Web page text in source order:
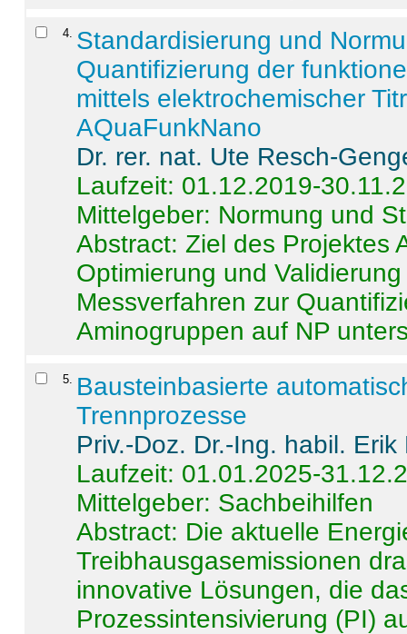
4 Standardisierung und
Quantifizierung der
mittels elektrochemischer
AQuaFunkNano
Dr. rer. nat. Ute Resch-
Laufzeit: 01.12.2019-
Mittelgeber: Normung und
Abstract:Ziel des Projektes
Optimierung und
Messverfahren zur
Aminogruppen auf NP
5
Bausteinbasierte
Trennprozesse
Priv.-Doz. Dr.-Ing. habil. Erik
Laufzeit: 01.01.2025-
Mittelgeber: Sachbeihilfen
Abstract: Die aktuelle
Treibhausgasemissionen
innovative Lösungen, die
Prozessintensivierung (PI)